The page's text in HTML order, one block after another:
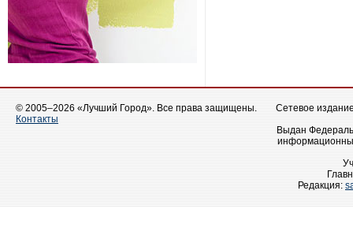
© 2005–2026 «Лучший Город». Все права защищены.
Контакты
Сетевое
Выдан
Редакция: